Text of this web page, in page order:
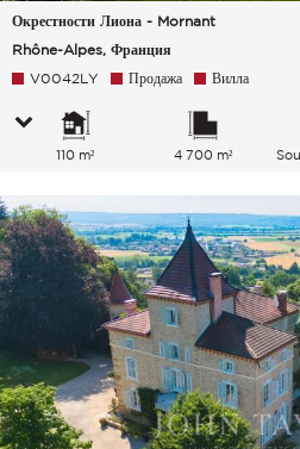
Окрестности Лиона - Mornant
Rhône-Alpes, Франция
V0042LY Продажа Вилла
110 m² 4 700 m²